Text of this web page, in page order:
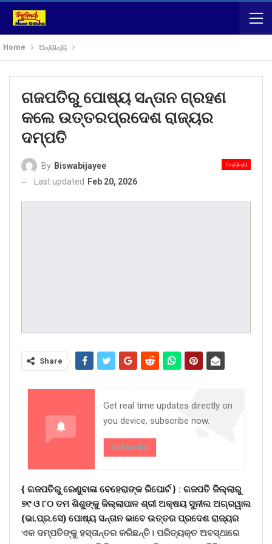
Home ଅନ୍ୟାନ୍ୟ
ଗଜପତିରୁ ପୋଷ୍ୟ ସନ୍ତାନ ଗ୍ରହଣ
କଲେ ଉତ୍ତରପ୍ରଦେଶ ରାଜ୍ୟର
ଦମ୍ପତି
ଅନ୍ୟାନ୍ୟ
By Biswabijayee
Last updated
Feb 20, 2026
Share
Get real time updates directly on
you device, subscribe now.
Subscribe
{ ଗଜପତିରୁ ରେଣୁବାଳା ବେହେରାଙ୍କ ରିପୋର୍ଟ } : ଗଜପତି ଜିଲ୍ଲାରୁ
୭୯ ଓ ୮୦ ତମ ଶିଶୁଙ୍କୁ ଜିଲ୍ଲାପାଳ ଶ୍ରୀ ଅକ୍ଷୟ ସୁନୀଲ ଅଗ୍ରୱାଲ
(ଭା.ପ୍ର.ସେ) ପୋଷ୍ୟ ସନ୍ତାନ ଭାବେ ଉତ୍ତର ପ୍ରଦେଶ ରାଜ୍ୟର
ଏକ ଦମ୍ପତିଙ୍କୁ ହସ୍ତାନ୍ତର କରିଛନ୍ତି। ପରିତ୍ୟକ୍ତ ଅବସ୍ଥାରେ